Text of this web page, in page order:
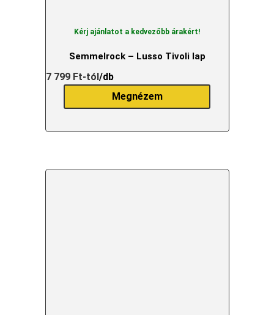
Kérj ajánlatot a kedvezőbb árakért!
Semmelrock – Lusso Tivoli lap
7 799 Ft-tól/db
Megnézem